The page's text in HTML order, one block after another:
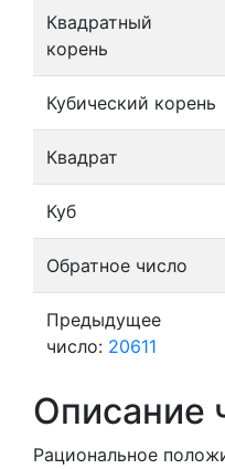
Квадратный
корень
Кубический корень
Квадрат
Куб
Обратное число
Предыдущее
число: 20611
Описание
Рациональное